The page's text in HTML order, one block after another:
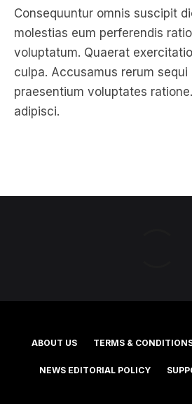
Consequuntur omnis suscipit
molestias eum perferendis
voluptatum. Quaerat
culpa. Accusamus rerum
praesentium voluptates
adipisci.
ABOUT US TERMS &
NEWS EDITORIAL POLICY